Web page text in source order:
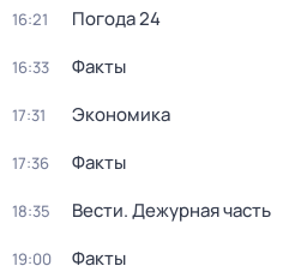
16:21 Погода 24
16:33 Факты
17:31 Экономика
17:36 Факты
18:35 Вести. Дежурная часть
19:00 Факты